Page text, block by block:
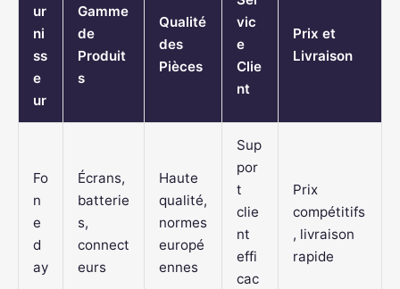
ur
ni
ss
e
ur
Gamme
de
Produit
s
Qualité
des
Pièces
vic
e
Clie
nt
Prix et
Livraison
Fo
n
e
d
ay
Écrans,
batterie
s,
connect
eurs
Haute
qualité,
normes
europé
ennes
Sup
por
t
clie
nt
effi
cac
Prix
compétitifs
, livraison
rapide